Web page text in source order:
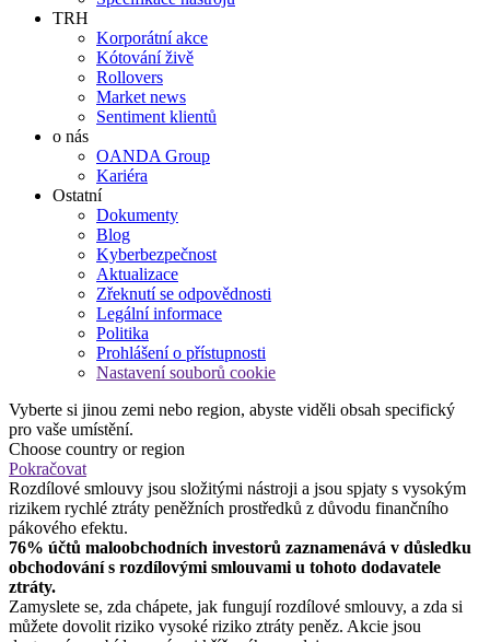
TRH
Korporátní akce
Kótování živě
Rollovers
Market news
Sentiment klientů
o nás
OANDA Group
Kariéra
Ostatní
Dokumenty
Blog
Kyberbezpečnost
Aktualizace
Zřeknutí se odpovědnosti
Legální informace
Politika
Prohlášení o přístupnosti
Nastavení souborů cookie
Vyberte si jinou zemi nebo region, abyste viděli obsah specifický
pro vaše umístění.
Choose country or region
Pokračovat
Rozdílové smlouvy jsou složitými nástroji a jsou spjaty s vysokým
rizikem rychlé ztráty peněžních prostředků z důvodu finančního
pákového efektu.
76% účtů maloobchodních investorů zaznamenává v důsledku
obchodování s rozdílovými smlouvami u tohoto dodavatele
ztráty.
Zamyslete se, zda chápete, jak fungují rozdílové smlouvy, a zda si
můžete dovolit riziko vysoké riziko ztráty peněz. Akcie jsou